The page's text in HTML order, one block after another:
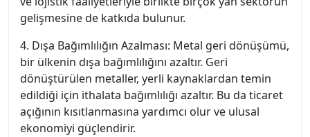
gelişmesine de katkıda bulunur.
4. Dışa Bağımlılığın Azalması: Metal geri dönüşümü,
bir ülkenin dışa bağımlılığını azaltır. Geri
dönüştürülen metaller, yerli kaynaklardan temin
edildiği için ithalata bağımlılığı azaltır. Bu da ticaret
açığının kısıtlanmasına yardımcı olur ve ulusal
ekonomiyi güçlendirir.